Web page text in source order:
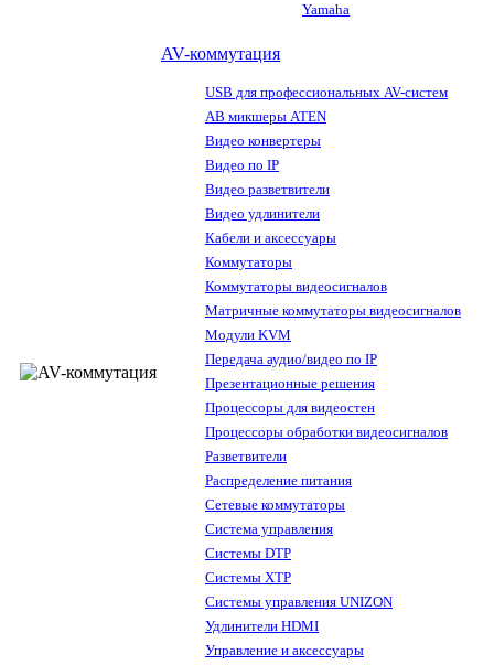
Yamaha
AV-коммутация
USB для профессиональных AV-систем
АВ микшеры ATEN
Видео конвертеры
Видео по IP
Видео разветвители
Видео удлинители
Кабели и аксессуары
Коммутаторы
Коммутаторы видеосигналов
Матричные коммутаторы видеосигналов
Модули KVM
Передача аудио/видео по IP
Презентационные решения
Процессоры для видеостен
Процессоры обработки видеосигналов
Разветвители
Распределение питания
Сетевые коммутаторы
Система управления
Системы DTP
Системы XTP
Системы управления UNIZON
Удлинители HDMI
Управление и аксессуары